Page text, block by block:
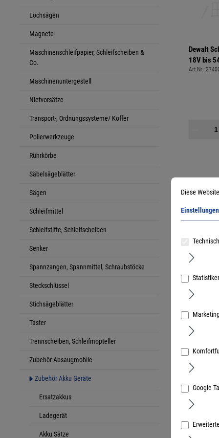
Lochsägen
Magnete
Maschinenschleifpapier, Schleifscheiben &
Co.
Maschinenuntergestell
Nietvorsätze
Transport-, Ordnungssysteme/ Koffer
Polierwerkzeuge
Rührkörbe
Säbelsägeblätter
Sägen
Schleifmittel
Schleifstifte, Schleifscheiben
Senker
Spannzangen, Spannmittel, Schraubstöcke
Steckschlüssel
Stichsägeblätter
Taster
Trennscheiben, Schleifmopteller
Zubehör Absaugmobile
Zubehör Akku Geräte
Ersatzakkus
Ladegerät
Akku Sätze
Dewalt
18V bis
Art.Nr.:
Dewalt
10,8V bis
Art.Nr.:
Diese
Einstellungen
Marketing
Google